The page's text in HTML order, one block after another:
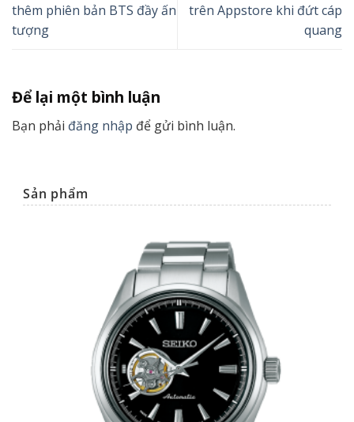
thêm phiên bản BTS đầy ấn
tượng
trên Appstore khi đứt cáp
quang
Để lại một bình luận
Bạn phải đăng nhập để gửi bình luận.
Sản phẩm